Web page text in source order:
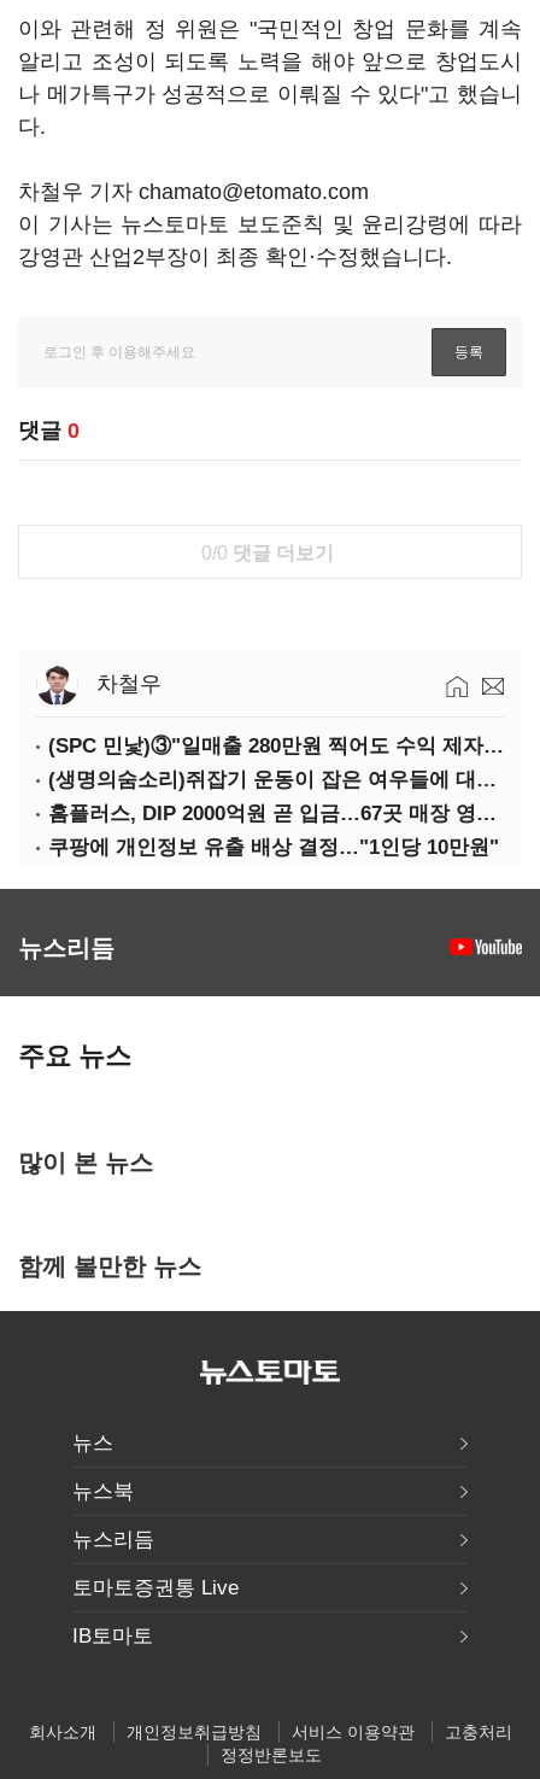
이와 관련해 정 위원은 "국민적인 창업 문화를 계속
알리고 조성이 되도록 노력을 해야 앞으로 창업도시
나 메가특구가 성공적으로 이뤄질 수 있다"고 했습니
다.
차철우 기자 chamato@etomato.com
이 기사는 뉴스토마토 보도준칙 및 윤리강령에 따라
강영관 산업2부장이 최종 확인·수정했습니다.
댓글 0
0/0 댓글 더보기
차철우
(SPC 민낯)③"일매출 280만원 찍어도 수익 제자리"…점주 울리는 '상시 할인'
(생명의숨소리)쥐잡기 운동이 잡은 여우들에 대하여
홈플러스, DIP 2000억원 곧 입금…67곳 매장 영업 재개 예정
쿠팡에 개인정보 유출 배상 결정…"1인당 10만원"
뉴스리듬
주요 뉴스
많이 본 뉴스
함께 볼만한 뉴스
뉴스
뉴스북
뉴스리듬
토마토증권통 Live
IB토마토
회사소개 개인정보취급방침 서비스 이용약관
고충처리
정정반론보도